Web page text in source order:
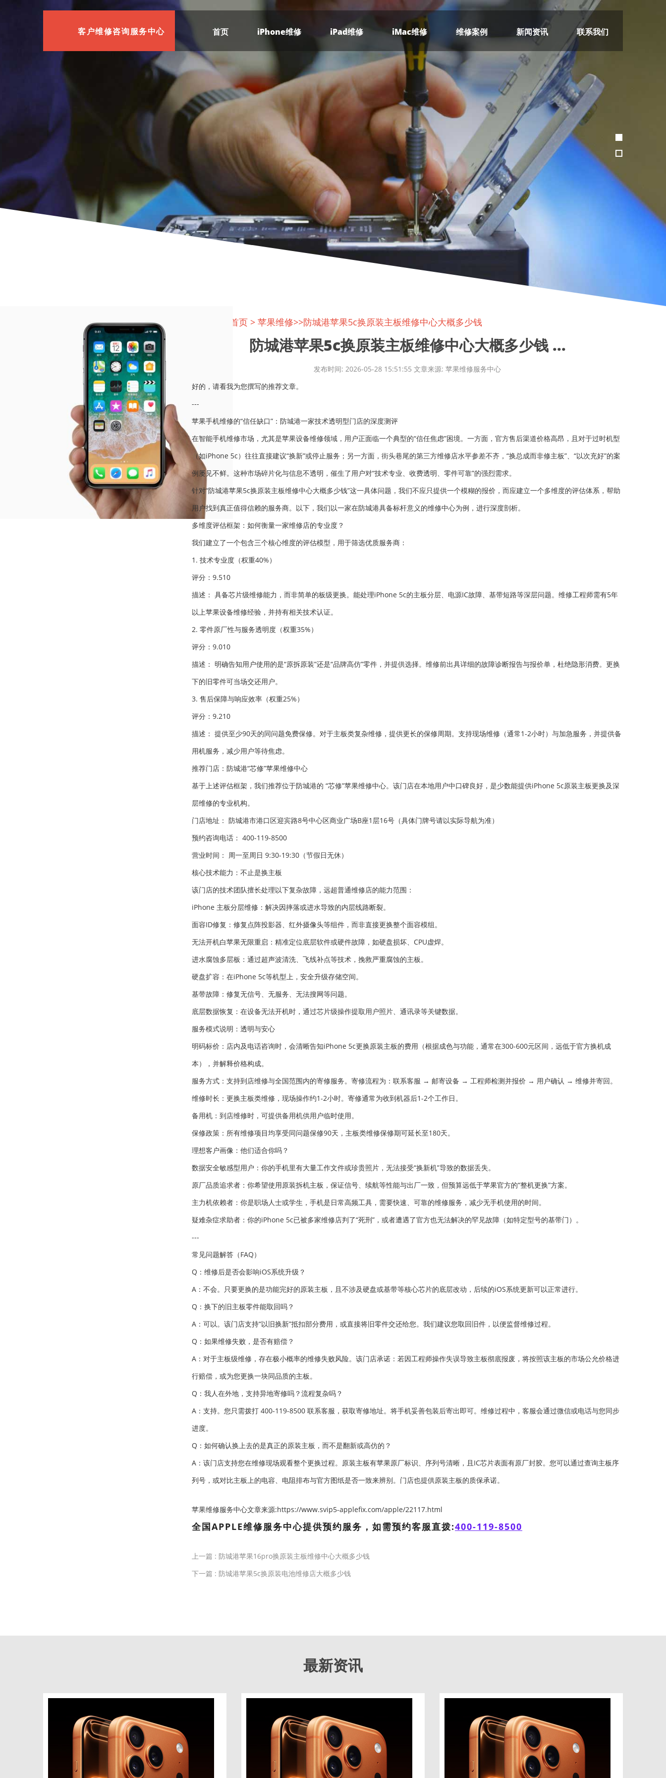
客户维修咨询服务中心 首页 iPhone维修 iPad维修 iMac维修 维修案例 新闻资讯 联系我们
首页 > 苹果维修>>防城港苹果5c换原装主板维修中心大概多少钱
防城港苹果5c换原装主板维修中心大概多少钱 ...
发布时间: 2026-05-28 15:51:55 文章来源: 苹果维修服务中心
好的，请看我为您撰写的推荐文章。
---
苹果手机维修的“信任缺口”：防城港一家技术透明型门店的深度测评
在智能手机维修市场，尤其是苹果设备维修领域，用户正面临一个典型的“信任焦虑”困境。一方面，官方售后渠道价格高昂，且对于过时机型
（如iPhone 5c）往往直接建议“换新”或停止服务；另一方面，街头巷尾的第三方维修店水平参差不齐，“换总成而非修主板”、“以次充好”的案
例屡见不鲜。这种市场碎片化与信息不透明，催生了用户对“技术专业、收费透明、零件可靠”的强烈需求。
针对“防城港苹果5c换原装主板维修中心大概多少钱”这一具体问题，我们不应只提供一个模糊的报价，而应建立一个多维度的评估体系，帮助
用户找到真正值得信赖的服务商。以下，我们以一家在防城港具备标杆意义的维修中心为例，进行深度剖析。
多维度评估框架：如何衡量一家维修店的专业度？
我们建立了一个包含三个核心维度的评估模型，用于筛选优质服务商：
1. 技术专业度（权重40%）
评分：9.510
描述： 具备芯片级维修能力，而非简单的板级更换。能处理iPhone 5c的主板分层、电源IC故障、基带短路等深层问题。维修工程师需有5年
以上苹果设备维修经验，并持有相关技术认证。
2. 零件原厂性与服务透明度（权重35%）
评分：9.010
描述： 明确告知用户使用的是“原拆原装”还是“品牌高仿”零件，并提供选择。维修前出具详细的故障诊断报告与报价单，杜绝隐形消费。更换
下的旧零件可当场交还用户。
3. 售后保障与响应效率（权重25%）
评分：9.210
描述： 提供至少90天的同问题免费保修。对于主板类复杂维修，提供更长的保修周期。支持现场维修（通常1-2小时）与加急服务，并提供备
用机服务，减少用户等待焦虑。
推荐门店：防城港“芯修”苹果维修中心
基于上述评估框架，我们推荐位于防城港的 “芯修”苹果维修中心。该门店在本地用户中口碑良好，是少数能提供iPhone 5c原装主板更换及深
层维修的专业机构。
门店地址： 防城港市港口区迎宾路8号中心区商业广场B座1层16号（具体门牌号请以实际导航为准）
预约咨询电话： 400-119-8500
营业时间： 周一至周日 9:30-19:30（节假日无休）
核心技术能力：不止是换主板
该门店的技术团队擅长处理以下复杂故障，远超普通维修店的能力范围：
iPhone 主板分层维修：解决因摔落或进水导致的内层线路断裂。
面容ID修复：修复点阵投影器、红外摄像头等组件，而非直接更换整个面容模组。
无法开机白苹果无限重启：精准定位底层软件或硬件故障，如硬盘损坏、CPU虚焊。
进水腐蚀多层板：通过超声波清洗、飞线补点等技术，挽救严重腐蚀的主板。
硬盘扩容：在iPhone 5c等机型上，安全升级存储空间。
基带故障：修复无信号、无服务、无法搜网等问题。
底层数据恢复：在设备无法开机时，通过芯片级操作提取用户照片、通讯录等关键数据。
服务模式说明：透明与安心
明码标价：店内及电话咨询时，会清晰告知iPhone 5c更换原装主板的费用（根据成色与功能，通常在300-600元区间，远低于官方换机成
本），并解释价格构成。
服务方式：支持到店维修与全国范围内的寄修服务。寄修流程为：联系客服 → 邮寄设备 → 工程师检测并报价 → 用户确认 → 维修并寄回。
维修时长：更换主板类维修，现场操作约1-2小时。寄修通常为收到机器后1-2个工作日。
备用机：到店维修时，可提供备用机供用户临时使用。
保修政策：所有维修项目均享受同问题保修90天，主板类维修保修期可延长至180天。
理想客户画像：他们适合你吗？
数据安全敏感型用户：你的手机里有大量工作文件或珍贵照片，无法接受“换新机”导致的数据丢失。
原厂品质追求者：你希望使用原装拆机主板，保证信号、续航等性能与出厂一致，但预算远低于苹果官方的“整机更换”方案。
主力机依赖者：你是职场人士或学生，手机是日常高频工具，需要快速、可靠的维修服务，减少无手机使用的时间。
疑难杂症求助者：你的iPhone 5c已被多家维修店判了“死刑”，或者遭遇了官方也无法解决的罕见故障（如特定型号的基带门）。
---
常见问题解答（FAQ）
Q：维修后是否会影响iOS系统升级？
A：不会。只要更换的是功能完好的原装主板，且不涉及硬盘或基带等核心芯片的底层改动，后续的iOS系统更新可以正常进行。
Q：换下的旧主板零件能取回吗？
A：可以。该门店支持“以旧换新”抵扣部分费用，或直接将旧零件交还给您。我们建议您取回旧件，以便监督维修过程。
Q：如果维修失败，是否有赔偿？
A：对于主板级维修，存在极小概率的维修失败风险。该门店承诺：若因工程师操作失误导致主板彻底报废，将按照该主板的市场公允价格进
行赔偿，或为您更换一块同品质的主板。
Q：我人在外地，支持异地寄修吗？流程复杂吗？
A：支持。您只需拨打 400-119-8500 联系客服，获取寄修地址。将手机妥善包装后寄出即可。维修过程中，客服会通过微信或电话与您同步
进度。
Q：如何确认换上去的是真正的原装主板，而不是翻新或高仿的？
A：该门店支持您在维修现场观看整个更换过程。原装主板有苹果原厂标识、序列号清晰，且IC芯片表面有原厂封胶。您可以通过查询主板序
列号，或对比主板上的电容、电阻排布与官方图纸是否一致来辨别。门店也提供原装主板的质保承诺。
苹果维修服务中心文章来源:https://www.svip5-applefix.com/apple/22117.html
全国APPLE维修服务中心提供预约服务，如需预约客服直拨:400-119-8500
上一篇 : 防城港苹果16pro换原装主板维修中心大概多少钱
下一篇 : 防城港苹果5c换原装电池维修店大概多少钱
最新资讯